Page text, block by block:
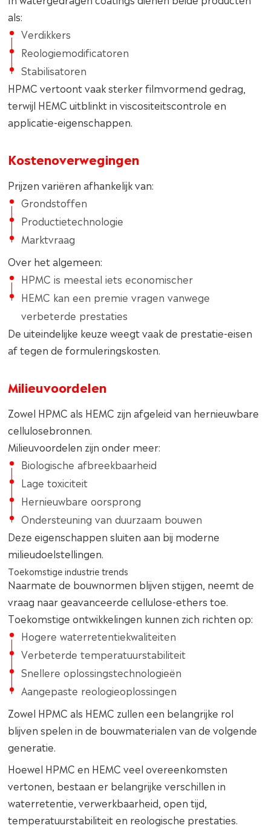
als:
Verdikkers
Reologiemodificatoren
Stabilisatoren
HPMC vertoont vaak sterker filmvormend gedrag,
terwijl HEMC uitblinkt in viscositeitscontrole en
applicatie-eigenschappen.
Kostenoverwegingen
Prijzen variëren afhankelijk van:
Grondstoffen
Productietechnologie
Marktvraag
Over het algemeen:
HPMC is meestal iets economischer
HEMC kan een premie vragen vanwege
verbeterde prestaties
De uiteindelijke keuze weegt vaak de prestatie-eisen
af tegen de formuleringskosten.
Milieuvoordelen
Zowel HPMC als HEMC zijn afgeleid van hernieuwbare
cellulosebronnen.
Milieuvoordelen zijn onder meer:
Biologische afbreekbaarheid
Lage toxiciteit
Hernieuwbare oorsprong
Ondersteuning van duurzaam bouwen
Deze eigenschappen sluiten aan bij moderne
milieudoelstellingen.
Toekomstige industrie trends
Naarmate de bouwnormen blijven stijgen, neemt de
vraag naar geavanceerde cellulose-ethers toe.
Toekomstige ontwikkelingen kunnen zich richten op:
Hogere waterretentiekwaliteiten
Verbeterde temperatuurstabiliteit
Snellere oplossingstechnologieën
Aangepaste reologieoplossingen
Zowel HPMC als HEMC zullen een belangrijke rol
blijven spelen in de bouwmaterialen van de volgende
generatie.
Hoewel HPMC en HEMC veel overeenkomsten
vertonen, bestaan er belangrijke verschillen in
waterretentie, verwerkbaarheid, open tijd,
temperatuurstabiliteit en reologische prestaties.